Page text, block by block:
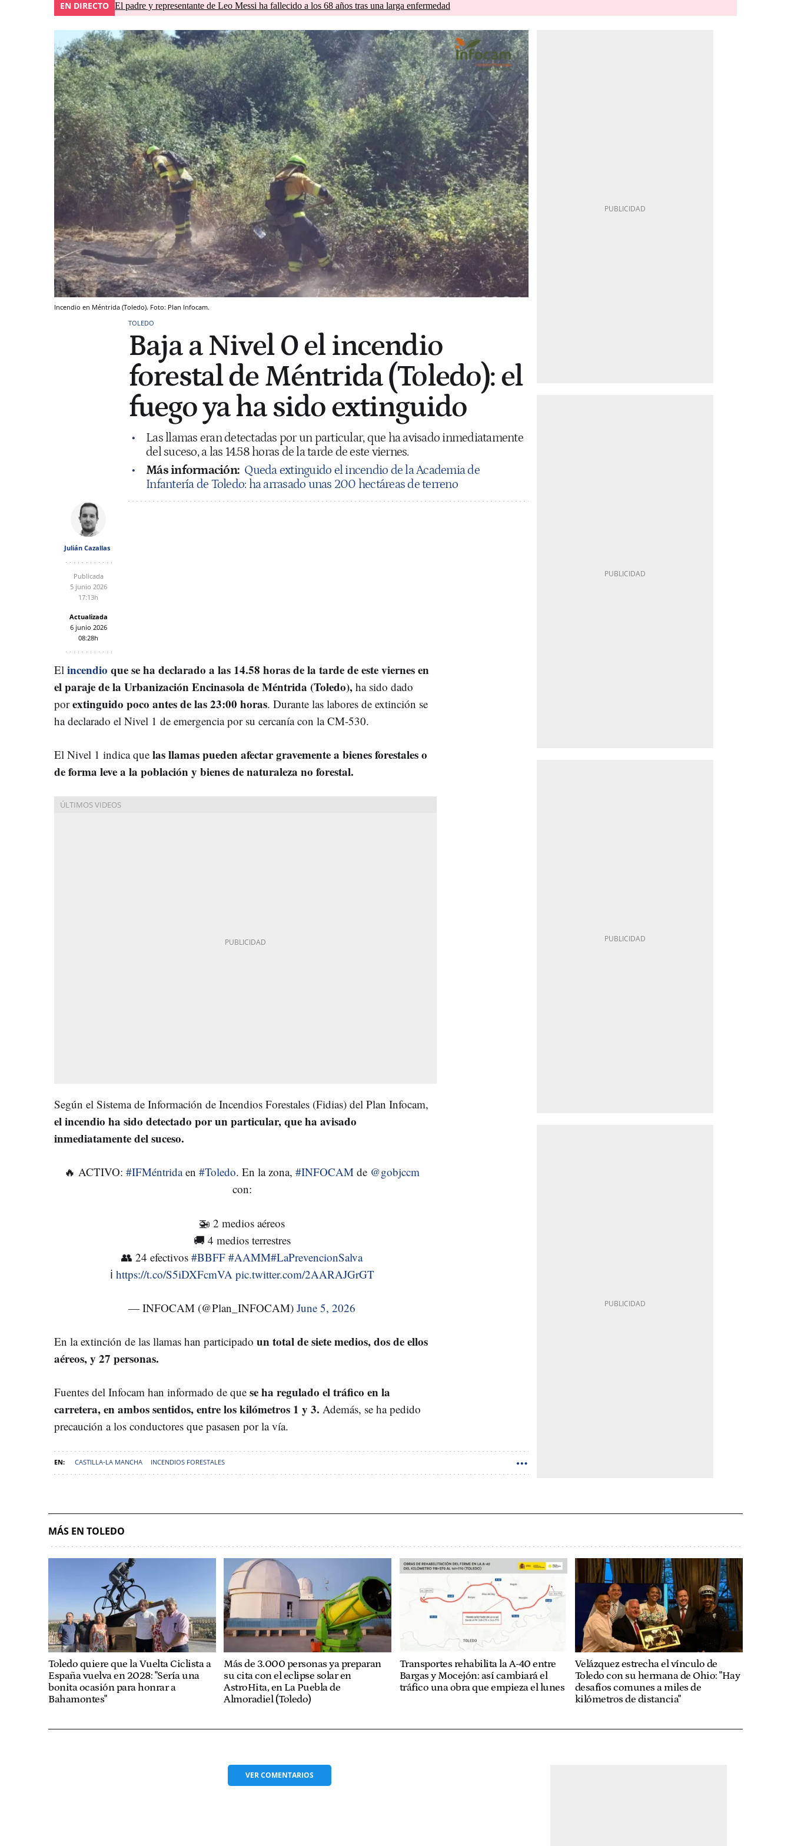
EN DIRECTO El padre y representante de Leo Messi ha fallecido a los 68 años tras una larga enfermedad
Incendio en Méntrida (Toledo). Foto: Plan Infocam.
TOLEDO
Baja a Nivel 0 el incendio
forestal de Méntrida (Toledo): el
fuego ya ha sido extinguido
Las llamas eran detectadas por un particular, que ha avisado inmediatamente
del suceso, a las 14.58 horas de la tarde de este viernes.
Más información: Queda extinguido el incendio de la Academia de
Infantería de Toledo: ha arrasado unas 200 hectáreas de terreno
Julián Cazallas
Publicada
5 junio 2026
17:13h
Actualizada
6 junio 2026
08:28h
El incendio que se ha declarado a las 14.58 horas de la tarde de este viernes en
el paraje de la Urbanización Encinasola de Méntrida (Toledo), ha sido dado
porextinguido poco antes de las 23:00 horas. Durante las labores de extinción se
ha declarado el Nivel 1 de emergencia por su cercanía con la CM-530.
El Nivel 1 indica que las llamas pueden afectar gravemente a bienes forestales o
de forma leve a la población y bienes de naturaleza no forestal.
Según el Sistema de Información de Incendios Forestales (Fidias) del Plan Infocam,
el incendio ha sido detectado por un particular, que ha avisado
inmediatamente del suceso.
🔥 ACTIVO:#IFMéntridaen#Toledo. En la zona,#INFOCAM de @gobjccm
con:
🚁 2 medios aéreos
🚚 4 medios terrestres
👥 24 efectivos#BBFF #AAMM#LaPrevencionSalva
ℹ️ https://t.co/S5iDXFcmVA pic.twitter.com/2AARAJGrGT
— INFOCAM (@Plan_INFOCAM)June 5, 2026
En la extinción de las llamas han participado un total de siete medios, dos de ellos
aéreos, y 27 personas.
Fuentes del Infocam han informado de que se ha regulado el tráfico en la
carretera, en ambos sentidos, entre los kilómetros 1 y 3. Además, se ha pedido
precaución a los conductores que pasasen por la vía.
CASTILLA-LA MANCHA INCENDIOS FORESTALES
MÁS EN TOLEDO
Toledo quiere que la Vuelta Ciclista a
España vuelva en 2028: "Sería una
bonita ocasión para honrar a
Bahamontes"
Más de 3.000 personas ya preparan
su cita con el eclipse solar en
AstroHita, en La Puebla de
Almoradiel (Toledo)
Transportes rehabilita la A-40 entre
Bargas y Mocejón: así cambiará el
tráfico una obra que empieza el lunes
Velázquez estrecha el vínculo de
Toledo con su hermana de Ohio: "Hay
desafíos comunes a miles de
kilómetros de distancia"
VERCOMENTARIOS